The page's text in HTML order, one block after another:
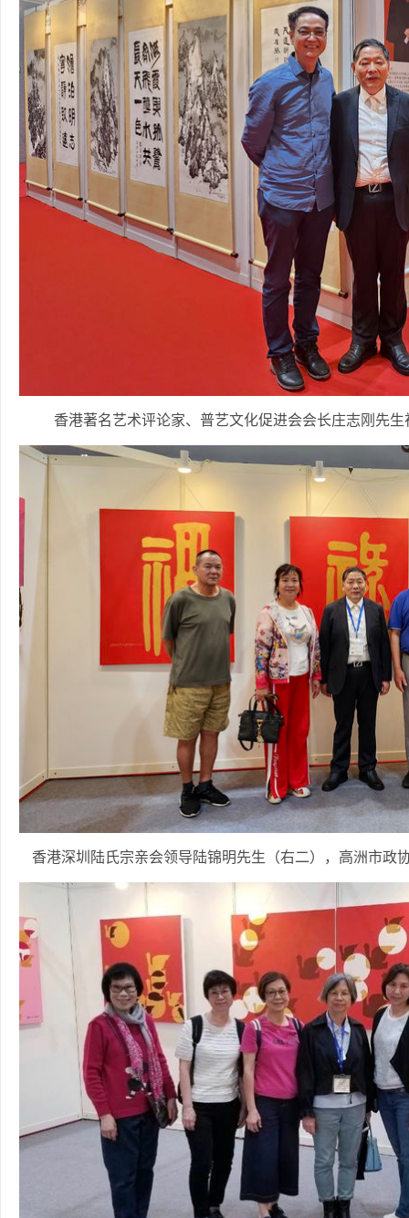
香港著名艺术评论家、普艺文化促进会会长庄志刚先
香港深圳陆氏宗亲会领导陆锦明先生（右二），高洲市政